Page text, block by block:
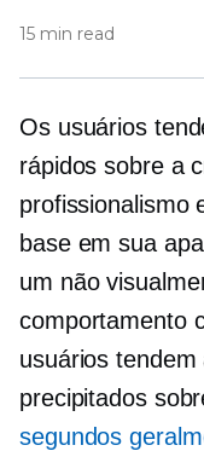
15 min read
Os usuários
rápidos sobre a
profissionalismo
base em sua
um não
comportamento
usuários
precipitados
segundos